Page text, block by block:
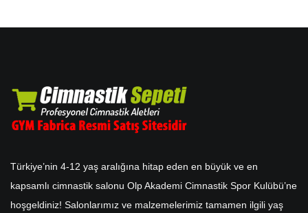
Türkiye’nin 4-12 yaş aralığına hitap eden en büyük ve en
kapsamlı cimnastik salonu Olp Akademi Cimnastik Spor Kulübü’ne
hoşgeldiniz! Salonlarımız ve malzemelerimiz tamamen ilgili yaş